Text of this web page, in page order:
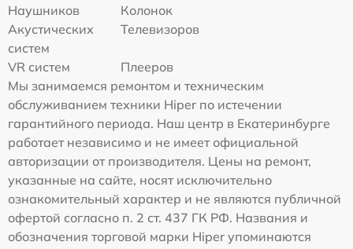
Наушников
Колонок
Акустических
систем
Телевизоров
VR систем
Плееров
Мы занимаемся ремонтом и техническим
обслуживанием техники Hiper по истечении
гарантийного периода. Наш центр в Екатеринбурге
работает независимо и не имеет официальной
авторизации от производителя. Цены на ремонт,
указанные на сайте, носят исключительно
ознакомительный характер и не являются публичной
офертой согласно п. 2 ст. 437 ГК РФ. Названия и
обозначения торговой марки Hiper упоминаются